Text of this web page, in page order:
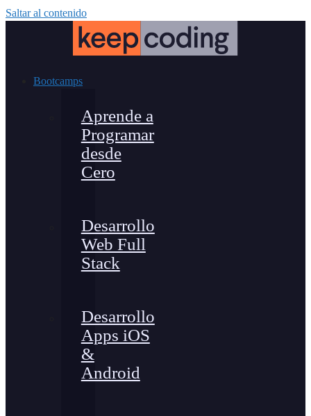
Saltar al contenido
Bootcamps
Aprende a
Programar
desde
Cero
Desarrollo
Web Full
Stack
Desarrollo
Apps iOS
&
Android